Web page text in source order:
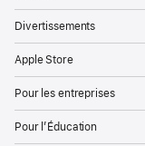
Divertissements
Apple Store
Pour les entreprises
Pour l’Éducation